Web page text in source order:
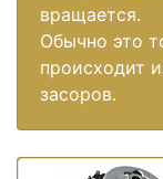
вращается.
Обычно это
происходит
засоров.